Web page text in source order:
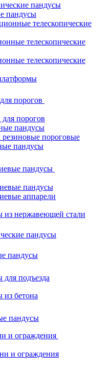
пандусы
пандусы
телескопические
телескопические
телескопические
порогов
порогов
пандусы
пороговые
пандусы
пандусы
пандусы
аппарели
из нержавеющей стали
пандусы
пандусы
подъезда
из бетона
пандусы
и ограждения
и ограждения